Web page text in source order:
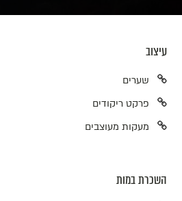
עיצוב
שערים
פרקט ריקודים
מעקות מעוצבים
השכרת במות